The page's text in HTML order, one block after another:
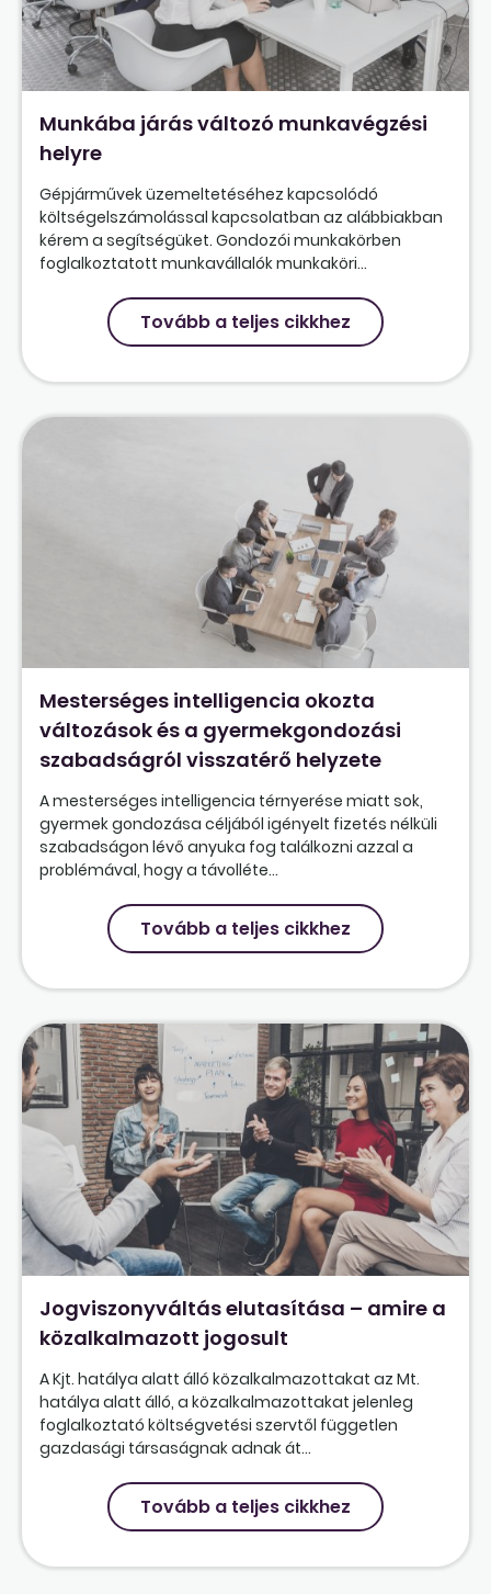
Munkába járás változó munkavégzési
helyre
Gépjárművek üzemeltetéséhez kapcsolódó
költségelszámolással kapcsolatban az alábbiakban
kérem a segítségüket. Gondozói munkakörben
foglalkoztatott munkavállalók munkaköri...
Tovább a teljes cikkhez
Mesterséges intelligencia okozta
változások és a gyermekgondozási
szabadságról visszatérő helyzete
A mesterséges intelligencia térnyerése miatt sok,
gyermek gondozása céljából igényelt fizetés nélküli
szabadságon lévő anyuka fog találkozni azzal a
problémával, hogy a távolléte...
Tovább a teljes cikkhez
Jogviszonyváltás elutasítása – amire a
közalkalmazott jogosult
A Kjt. hatálya alatt álló közalkalmazottakat az Mt.
hatálya alatt álló, a közalkalmazottakat jelenleg
foglalkoztató költségvetési szervtől független
gazdasági társaságnak adnak át...
Tovább a teljes cikkhez